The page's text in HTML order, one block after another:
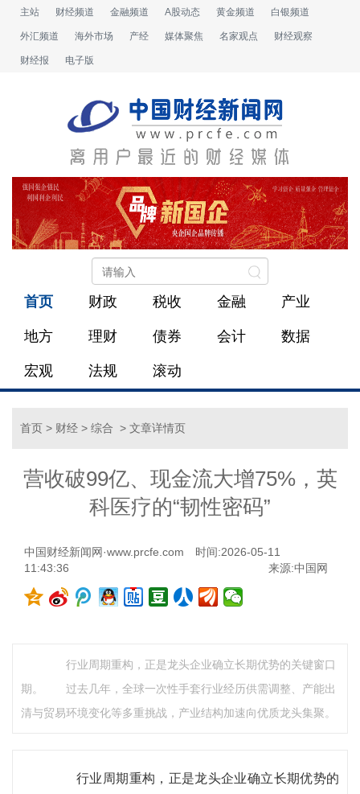
主站 财经频道 金融频道 A股动态 黄金频道 白银频道
外汇频道 海外市场 产经 媒体聚焦 名家观点 财经观察
财经报 电子版
首页 财政 税收 金融 产业
地方 理财 债券 会计 数据
宏观 法规 滚动
首页 > 财经 > 综合 > 文章详情页
营收破99亿、现金流大增75%，英
科医疗的“韧性密码”
中国财经新闻网·www.prcfe.com
时间:2026-05-11
11:43:36
来源:中国网
行业周期重构，正是龙头企业确立长期优势的关键窗口
期。 过去几年，全球一次性手套行业经历供需调整、产能出
清与贸易环境变化等多重挑战，产业结构加速向优质龙头集聚。
行业周期重构，正是龙头企业确立长期优势的